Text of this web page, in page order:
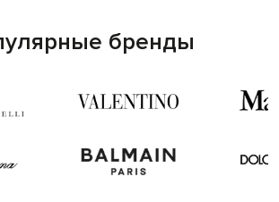
бренды